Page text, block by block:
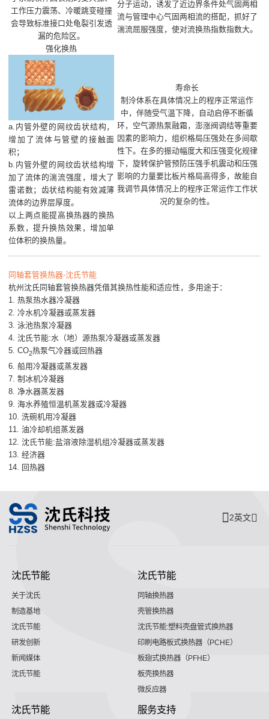
工作压力震荡、冷暖跳变碰撞
会导致标准接口处龟裂引发透
漏的危险区。
分子运动，诱发了近边界条件处气固两相
流与管理中心气固两相流的搭配，抓好了
湍流屈服强度，使对流换热指数指数大。
强化换热
a.内管外壁的网纹齿状结构，
增加了流体与管壁的接触面
积；
b.内管外壁的网纹齿状结构增
加了流体的湍流强度，增大了
雷诺数；齿状结构能有效减薄
流体的边界层厚度。
以上两点能提高换热器的换热
系数，提升换热效果，增加单
位体积的换热量。
寿命长
制泠体系在具体情况上的程序正常运作
中，伴随受气温下降，自动启停不断循
环，空气源热泵融霜，澎涨阀调结等重要
因素的影响力，组织格局压强处在多间歇
性下。在多的振动幅度大和压强变化规律
下，旋转保护管预防压强手机震动和压强
影响的力量要比板片格局高得多，故能自
我调节具体情况上的程序正常运作工作状
况的复杂的性。
同轴套管换热器-沈氏节能
杭州沈氏同轴套管换热器凭借其换热性能和适应性，多用途于：
1.热泵热水器冷凝器
2.冷水机冷凝器或蒸发器
3.泳池热泵冷凝器
4.沈氏节能:水（地）源热泵冷凝器或蒸发器
5.CO2热泵气冷器或回热器
6.船用冷凝器或蒸发器
7.制冰机冷凝器
8.净水器蒸发器
9.海水养殖恒温机蒸发器或冷凝器
10.洗碗机用冷凝器
11.油冷却机组蒸发器
12.沈氏节能:盐溶液除湿机组冷凝器或蒸发器
13.经济器
14.
回热器
2英文
沈氏节能
关于沈氏
制造基地
沈氏节能
研发创新
新闻媒体
沈氏节能
沈氏节能
同轴换热器
壳管换热器
沈氏节能:塑料壳盘管式换热器
印刷电路板式换热器（PCHE）
板翅式换热器（PFHE）
板壳换热器
微反应器
沈氏节能 服务支持